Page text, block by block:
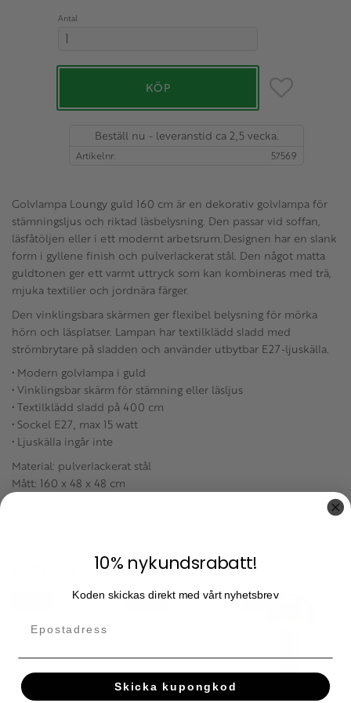
Antal
KÖP Lägg till i
Beställ nu - leveranstid ca 2,5 vecka.
Artikelnr 57569
Golvlampa Loungy guld 160 cm är en dekorativ golvlampa för
stämningsljus och riktad läsbelysning. Den passar vid soffan,
läsfåtöljen eller i ett modernt arbetsrum.Designen har en slank
form i gyllene finish och pulverlackerat stål. Den något matta
guldtonen ger ett varmt uttryck som kan kombineras med trä,
mjuka textilier och jordnära färger.
Den vinklingsbara skärmen ger flexibel belysning för mörka
hörn och läsplatser. Lampan har textilklädd sladd med
strömbrytare på sladden och använder utbytbar E27-ljuskälla.
• Modern golvlampa i guld
• Vinklingsbar skärm för stämning eller läsljus
• Textilklädd sladd på 400 cm
• Sockel E27, max 15 watt
• Ljuskälla ingår inte
Material: pulverlackerat stål
Mått: 160 x 48 x 48 cm
PERFECT PARTNERS
Bordslampa
21% 21%
10% nykundsrabatt!
Koden skickas direkt med vårt nyhetsbrev
Skicka kupongkod